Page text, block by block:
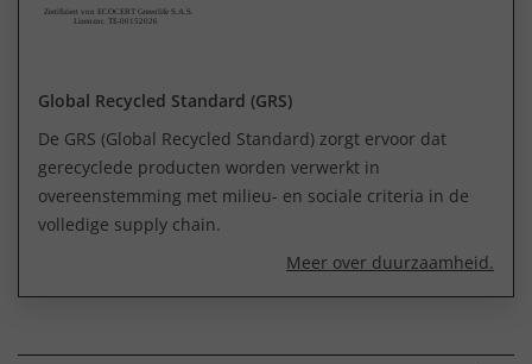
Global Recycled Standard (GRS)
De GRS (Global Recycled Standard) zorgt ervoor dat
gerecyclede producten worden verwerkt in
overeenstemming met milieu- en sociale criteria in de
volledige supply chain.
Meer over duurzaamheid.